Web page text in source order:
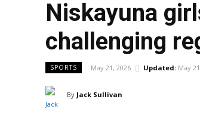
Niskayuna
challenging
SPORTS May 21, 2026 Updated: May
By Jack Sullivan